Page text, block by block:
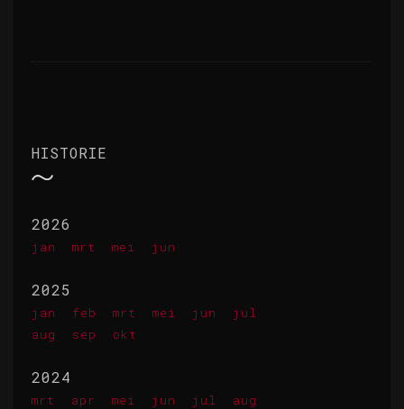
HISTORIE
2026
jan mrt mei jun
2025
jan feb mrt mei jun
jul
aug
sep okt
2024
mrt apr mei jun jul
aug